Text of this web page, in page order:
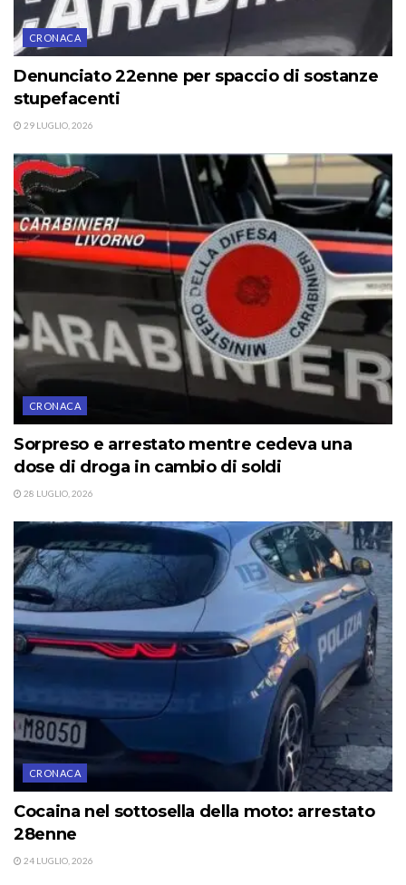
CRONACA
Denunciato 22enne per spaccio di sostanze
stupefacenti
29 LUGLIO, 2026
CRONACA
Sorpreso e arrestato mentre cedeva una
dose di droga in cambio di soldi
28 LUGLIO, 2026
CRONACA
Cocaina nel sottosella della moto: arrestato
28enne
24 LUGLIO, 2026